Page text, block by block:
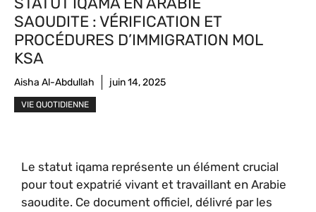
SAOUDITE : VÉRIFICATION ET
PROCÉDURES D’IMMIGRATION MOL
KSA
Aisha Al-Abdullah juin 14, 2025
VIE QUOTIDIENNE
Le statut iqama représente un élément crucial
pour tout expatrié vivant et travaillant en Arabie
saoudite. Ce document officiel, délivré par les